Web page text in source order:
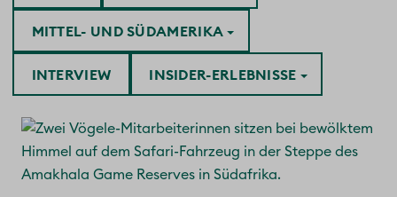
INSIDER-ERLEBNISSE
INTERVIEW
MITTEL- UND SÜDAMERIKA